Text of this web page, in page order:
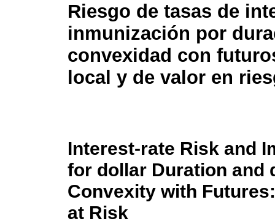
Riesgo de tasas de
inmunización por
convexidad con
local y de valor en
Interest-rate Risk and
for dollar Duration and
Convexity with
at Risk